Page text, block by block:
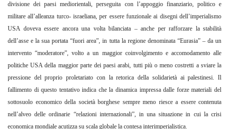
divisione dei paesi mediorientali, perseguita con l’appoggio finanziario, politico e
militare all’alleanza turco- israeliana, per essere funzionale ai disegni dell’imperialismo
USA doveva essere ancora una volta bilanciata – anche per rafforzare la stabilità
dell’asse e la sua portata “fuori area”, in tutta la regione denominata “Eurasia” – da un
intervento “moderatore”, volto a un maggior coinvolgimento e accomodamento alle
politiche USA della maggior parte dei paesi arabi, tutti più o meno costretti a sviare la
pressione del proprio proletariato con la retorica della solidarietà ai palestinesi. Il
fallimento di questo tentativo indica che la dinamica impressa dalle forze materiali del
sottosuolo economico della società borghese sempre meno riesce a essere contenuta
nell’alveo delle ordinarie “relazioni internazionali”, in una situazione in cui la crisi
economica mondiale acutizza su scala globale la contesa interimperialistica.